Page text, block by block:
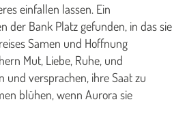
einfallen lassen. Ein
der Bank Platz gefunden, in das sie
Samen und Hoffnung
Mut, Liebe, Ruhe, und
und versprachen, ihre Saat zu
blühen, wenn Aurora sie